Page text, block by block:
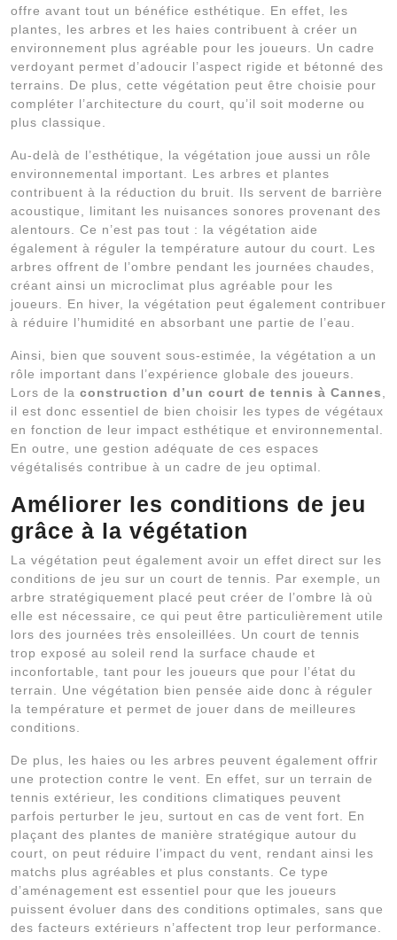
offre avant tout un bénéfice esthétique. En effet, les
plantes, les arbres et les haies contribuent à créer un
environnement plus agréable pour les joueurs. Un cadre
verdoyant permet d’adoucir l’aspect rigide et bétonné des
terrains. De plus, cette végétation peut être choisie pour
compléter l’architecture du court, qu’il soit moderne ou
plus classique.
Au-delà de l’esthétique, la végétation joue aussi un rôle
environnemental important. Les arbres et plantes
contribuent à la réduction du bruit. Ils servent de barrière
acoustique, limitant les nuisances sonores provenant des
alentours. Ce n’est pas tout : la végétation aide
également à réguler la température autour du court. Les
arbres offrent de l’ombre pendant les journées chaudes,
créant ainsi un microclimat plus agréable pour les
joueurs. En hiver, la végétation peut également contribuer
à réduire l’humidité en absorbant une partie de l’eau.
Ainsi, bien que souvent sous-estimée, la végétation a un
rôle important dans l’expérience globale des joueurs.
Lors de la construction d’un court de tennis à Cannes
il est donc essentiel de bien choisir les types de végétaux
en fonction de leur impact esthétique et environnemental.
En outre, une gestion adéquate de ces espaces
végétalisés contribue à un cadre de jeu optimal.
Améliorer les conditions de jeu
grâce à la végétation
La végétation peut également avoir un effet direct sur les
conditions de jeu sur un court de tennis. Par exemple, un
arbre stratégiquement placé peut créer de l’ombre là où
elle est nécessaire, ce qui peut être particulièrement utile
lors des journées très ensoleillées. Un court de tennis
trop exposé au soleil rend la surface chaude et
inconfortable, tant pour les joueurs que pour l’état du
terrain. Une végétation bien pensée aide donc à réguler
la température et permet de jouer dans de meilleures
conditions.
De plus, les haies ou les arbres peuvent également offrir
une protection contre le vent. En effet, sur un terrain de
tennis extérieur, les conditions climatiques peuvent
parfois perturber le jeu, surtout en cas de vent fort. En
plaçant des plantes de manière stratégique autour du
court, on peut réduire l’impact du vent, rendant ainsi les
matchs plus agréables et plus constants. Ce type
d’aménagement est essentiel pour que les joueurs
puissent évoluer dans des conditions optimales, sans que
des facteurs extérieurs n’affectent trop leur performance.